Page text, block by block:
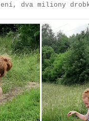
dva miliony